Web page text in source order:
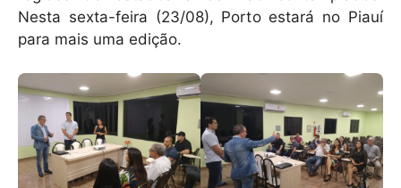
Nesta sexta-feira (23/08), Porto estará no Piauí
para mais uma edição.